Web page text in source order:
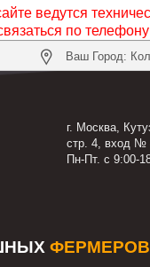
ведутся
по телефону
Ваш Город:
г. Москва,
стр. 4, вход №
Пн-Пт. с 9:00-